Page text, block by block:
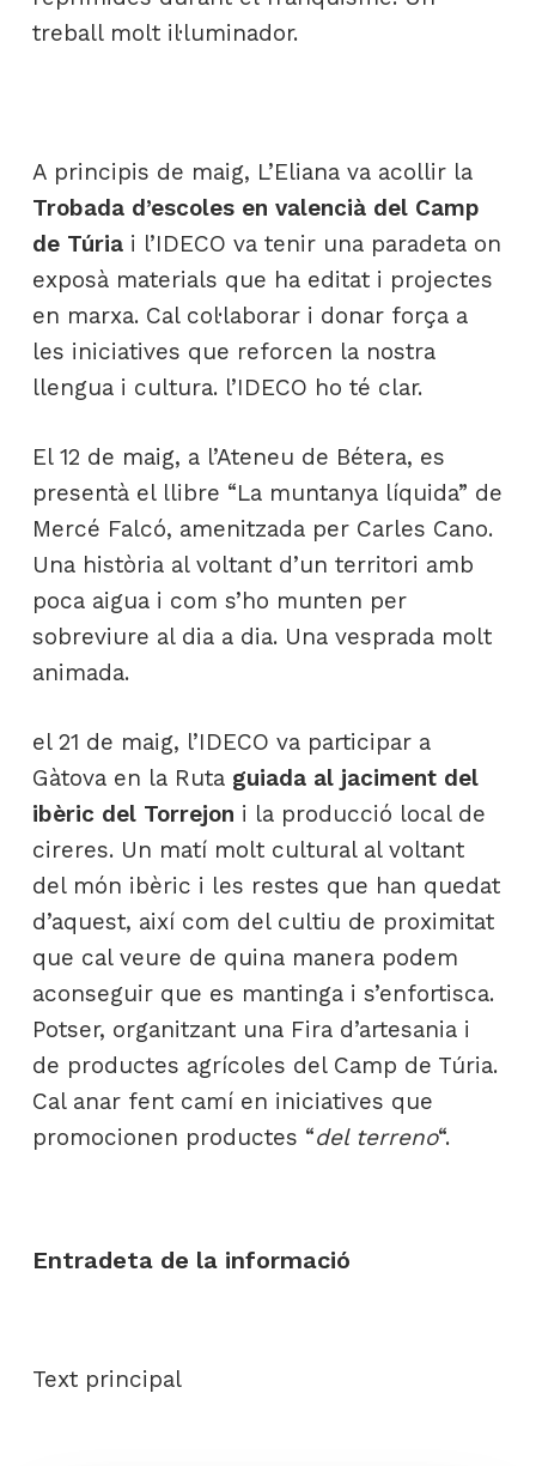
treball molt il·luminador.
A principis de maig, L’Eliana va acollir la
Trobada d’escoles en valencià del Camp
de Túriai l’IDECO va tenir una paradeta on
exposà materials que ha editat i projectes
en marxa. Cal col·laborar i donar força a
les iniciatives que reforcen la nostra
llengua i cultura. l’IDECO ho té clar.
El 12 de maig, a l’Ateneu de Bétera, es
presentà el llibre “La muntanya líquida” de
Mercé Falcó, amenitzada per Carles Cano.
Una història al voltant d’un territori amb
poca aigua i com s’ho munten per
sobreviure al dia a dia. Una vesprada molt
animada.
el 21 de maig, l’IDECO va participar a
Gàtova en la Ruta guiada al jaciment del
ibèric del Torrejon i la producció local de
cireres. Un matí molt cultural al voltant
del món ibèric i les restes que han quedat
d’aquest, així com del cultiu de proximitat
que cal veure de quina manera podem
aconseguir que es mantinga i s’enfortisca.
Potser, organitzant una Fira d’artesania i
de productes agrícoles del Camp de Túria.
Cal anar fent camí en iniciatives que
promocionen productes “del terreno“.
Entradeta de la informació
Text principal